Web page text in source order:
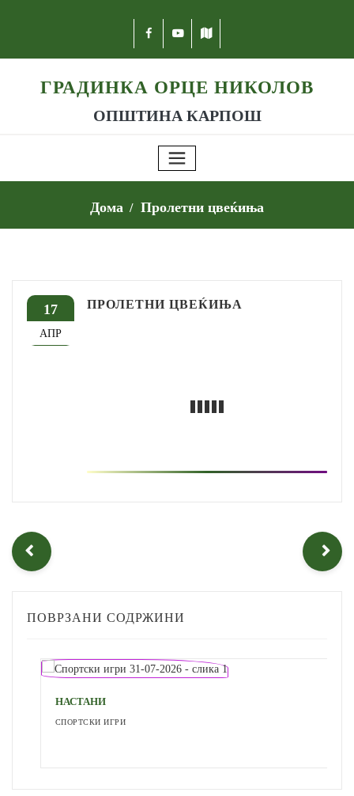
ГРАДИНКА ОРЦЕ НИКОЛОВ
ОПШТИНА КАРПОШ
Дома Пролетни цвеќиња
17
АПР
ПРОЛЕТНИ ЦВЕЌИЊА
ПОВРЗАНИ СОДРЖИНИ
НАСТАНИ
СПОРТСКИ ИГРИ